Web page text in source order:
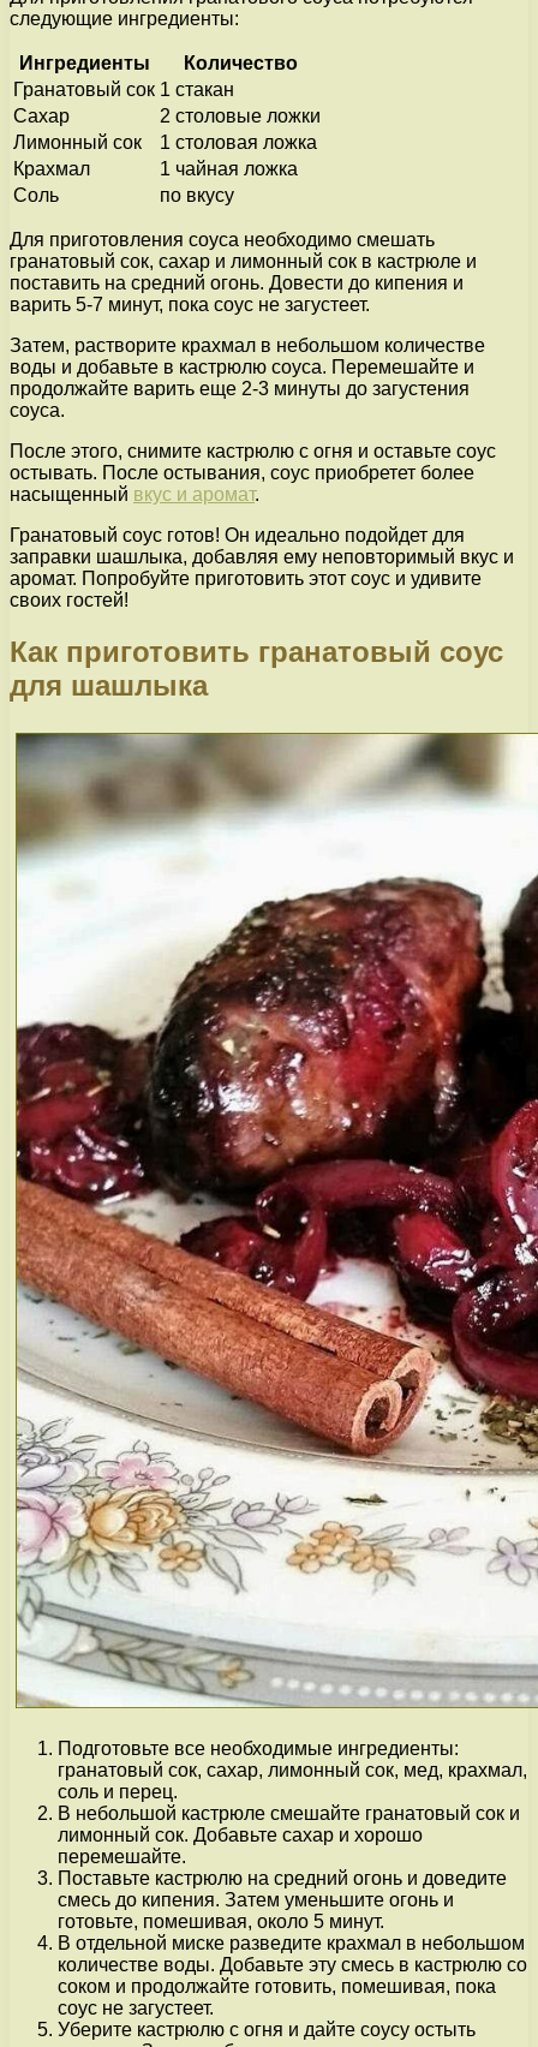
следующие ингредиенты:
Ингредиенты
Количество
Гранатовый сок 1 стакан
Сахар
2 столовые ложки
Лимонный сок
1 столовая ложка
Крахмал
1 чайная ложка
Соль
по вкусу
Для приготовления соуса необходимо смешать
гранатовый сок, сахар и лимонный сок в кастрюле и
поставить на средний огонь. Довести до кипения и
варить 5-7 минут, пока соус не загустеет.
Затем, растворите крахмал в небольшом количестве
воды и добавьте в кастрюлю соуса. Перемешайте и
продолжайте варить еще 2-3 минуты до загустения
соуса.
После этого, снимите кастрюлю с огня и оставьте соус
остывать. После остывания, соус приобретет более
насыщенный вкус и аромат.
Гранатовый соус готов! Он идеально подойдет для
заправки шашлыка, добавляя ему неповторимый вкус и
аромат. Попробуйте приготовить этот соус и удивите
своих гостей!
Как приготовить гранатовый соус
для шашлыка
Подготовьте все необходимые ингредиенты:
гранатовый сок, сахар, лимонный сок, мед, крахмал,
соль и перец.
В небольшой кастрюле смешайте гранатовый сок и
лимонный сок. Добавьте сахар и хорошо
перемешайте.
Поставьте кастрюлю на средний огонь и доведите
смесь до кипения. Затем уменьшите огонь и
готовьте, помешивая, около 5 минут.
В отдельной миске разведите крахмал в небольшом
количестве воды. Добавьте эту смесь в кастрюлю со
соком и продолжайте готовить, помешивая, пока
соус не загустеет.
Уберите кастрюлю с огня и дайте соусу остыть